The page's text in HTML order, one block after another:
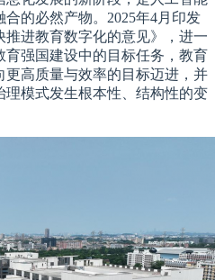
的必然产物。2025年4月印发
进教育数字化的意见》，进一
强国建设中的目标任务，教育
高质量与效率的目标迈进，并
模式发生根本性、结构性的变